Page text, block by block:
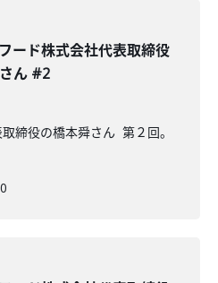
ード株式会社代表取締役
ん #2
締役の橋本舜さん 第２回。